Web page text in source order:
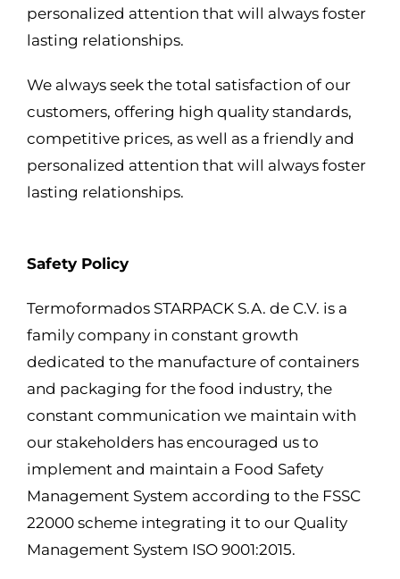
personalized attention that will always foster
lasting relationships.
We always seek the total satisfaction of our
customers, offering high quality standards,
competitive prices, as well as a friendly and
personalized attention that will always foster
lasting relationships.
Safety Policy
Termoformados STARPACK S.A. de C.V. is a
family company in constant growth
dedicated to the manufacture of containers
and packaging for the food industry, the
constant communication we maintain with
our stakeholders has encouraged us to
implement and maintain a Food Safety
Management System according to the FSSC
22000 scheme integrating it to our Quality
Management System ISO 9001:2015.